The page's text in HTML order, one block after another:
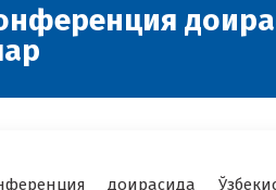
доирасида